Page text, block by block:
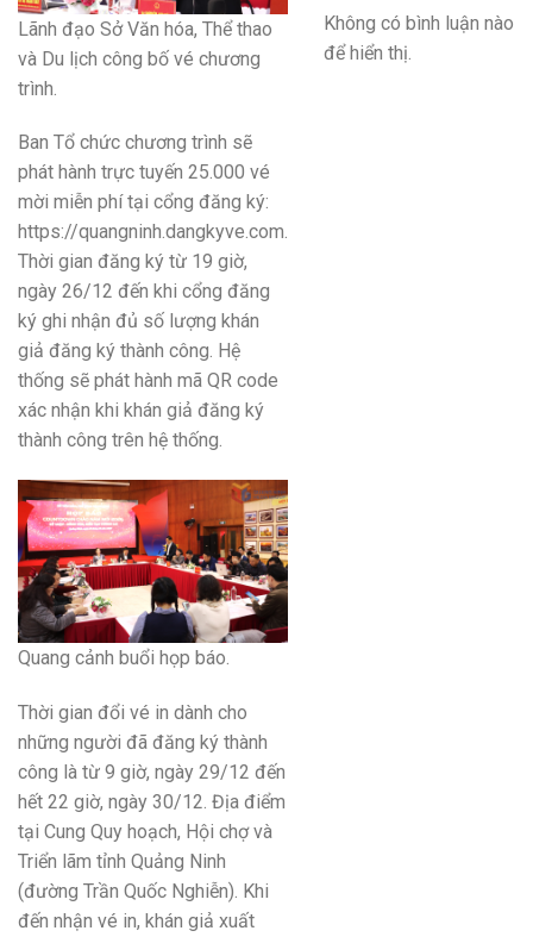
Lãnh đạo Sở Văn hóa, Thể thao
và Du lịch công bố vé chương
trình.
Ban Tổ chức chương trình sẽ
phát hành trực tuyến 25.000 vé
mời miễn phí tại cổng đăng ký:
https://quangninh.dangkyve.com.
Thời gian đăng ký từ 19 giờ,
ngày 26/12 đến khi cổng đăng
ký ghi nhận đủ số lượng khán
giả đăng ký thành công. Hệ
thống sẽ phát hành mã QR code
xác nhận khi khán giả đăng ký
thành công trên hệ thống.
Quang cảnh buổi họp báo.
Thời gian đổi vé in dành cho
những người đã đăng ký thành
công là từ 9 giờ, ngày 29/12 đến
hết 22 giờ, ngày 30/12. Địa điểm
tại Cung Quy hoạch, Hội chợ và
Triển lãm tỉnh Quảng Ninh
(đường Trần Quốc Nghiễn). Khi
đến nhận vé in, khán giả xuất
Không có bình luận nào
để hiển thị.